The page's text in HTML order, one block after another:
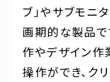
ブ」やサブモニ
画期的な製品で
作やデザイン作
操作ができ、ク